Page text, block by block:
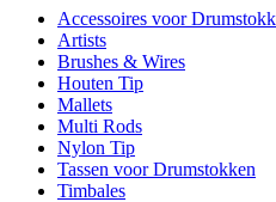
Accessoires voor
Artists
Brushes & Wires
Houten Tip
Mallets
Multi Rods
Nylon Tip
Tassen voor Drumstokken
Timbales